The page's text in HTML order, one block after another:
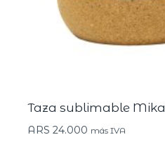
Taza sublimable Mika
ARS 24.000 más IVA